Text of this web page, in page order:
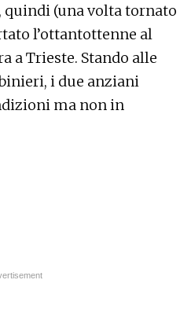
quindi (una volta tornato
l’ottantottenne al
a Trieste. Stando alle
i due anziani
ma non in